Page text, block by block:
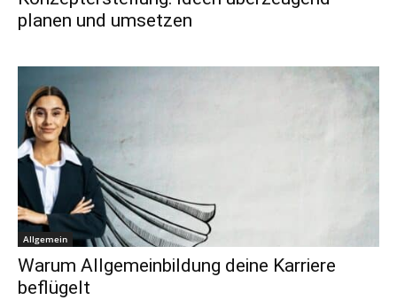
planen und umsetzen
Allgemein
Warum Allgemeinbildung deine Karriere
beflügelt